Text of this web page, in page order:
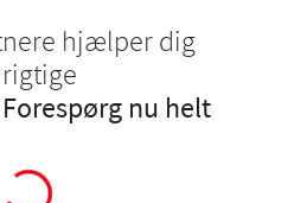
hjælper dig
Forespørg nu helt